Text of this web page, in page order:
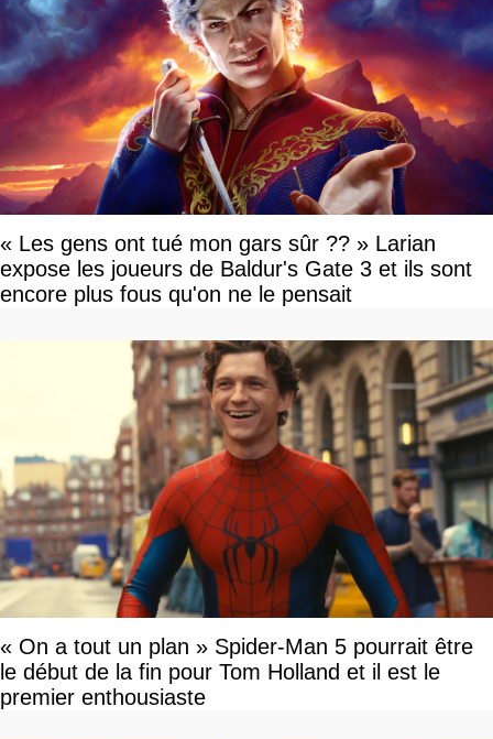
« Les gens ont tué mon gars sûr ?? » Larian
expose les joueurs de Baldur's Gate 3 et ils sont
encore plus fous qu'on ne le pensait
« On a tout un plan » Spider-Man 5 pourrait être
le début de la fin pour Tom Holland et il est le
premier enthousiaste